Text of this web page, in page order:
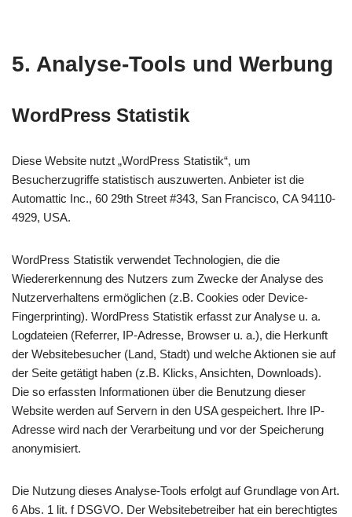
5. Analyse-Tools und Werbung
WordPress Statistik
Diese Website nutzt „WordPress Statistik“, um
Besucherzugriffe statistisch auszuwerten. Anbieter ist die
Automattic Inc., 60 29th Street #343, San Francisco, CA 94110-
4929, USA.
WordPress Statistik verwendet Technologien, die die
Wiedererkennung des Nutzers zum Zwecke der Analyse des
Nutzerverhaltens ermöglichen (z.B. Cookies oder Device-
Fingerprinting). WordPress Statistik erfasst zur Analyse u. a.
Logdateien (Referrer, IP-Adresse, Browser u. a.), die Herkunft
der Websitebesucher (Land, Stadt) und welche Aktionen sie auf
der Seite getätigt haben (z.B. Klicks, Ansichten, Downloads).
Die so erfassten Informationen über die Benutzung dieser
Website werden auf Servern in den USA gespeichert. Ihre IP-
Adresse wird nach der Verarbeitung und vor der Speicherung
anonymisiert.
Die Nutzung dieses Analyse-Tools erfolgt auf Grundlage von Art.
6 Abs. 1 lit. f DSGVO. Der Websitebetreiber hat ein berechtigtes